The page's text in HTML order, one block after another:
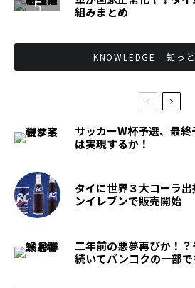
組みまとめ
KNOWLEDGE - 知っ
サッカーW杯予選、最
は実現するか！
タイに世界３大コーラ
ンイレブンで販売開始
二年前の悪夢再びか！
続いてバンコクの一部